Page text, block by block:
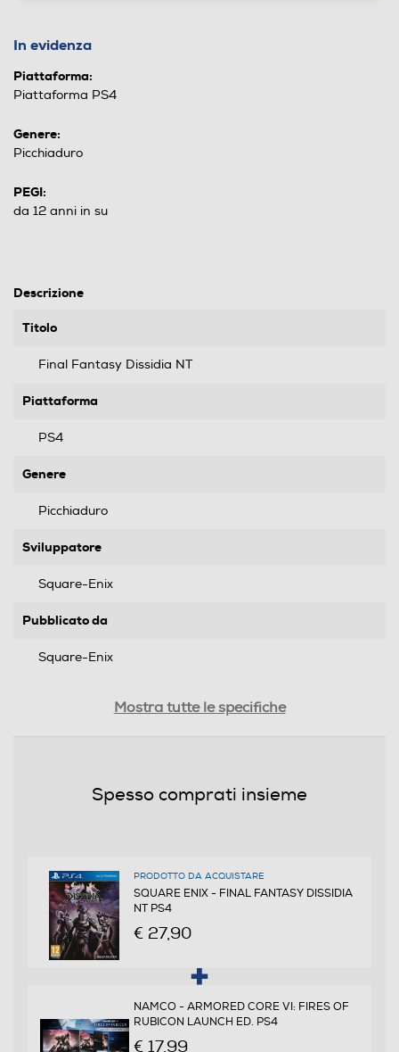
In evidenza
Piattaforma:
Piattaforma PS4
Genere:
Picchiaduro
PEGI:
da 12 anni in su
Descrizione
Titolo
Final Fantasy Dissidia NT
Piattaforma
PS4
Genere
Picchiaduro
Sviluppatore
Square-Enix
Pubblicato da
Square-Enix
30/01/2018
ENG
Sottotitoli dell'articolo
ITA
da 12 anni in su
Mostra tutte le specifiche
Spesso comprati insieme
PRODOTTO DA ACQUISTARE
SQUARE ENIX - FINAL FANTASY DISSIDIA
NT PS4
€ 27,90
NAMCO - ARMORED CORE VI: FIRES OF
RUBICON LAUNCH ED. PS4
€ 17,99